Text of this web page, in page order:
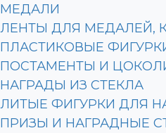
МЕДАЛИ
ЛЕНТЫ ДЛЯ МЕДАЛЕЙ,
ПЛАСТИКОВЫЕ
ПОСТАМЕНТЫ И
НАГРАДЫ ИЗ СТЕКЛА
ЛИТЫЕ ФИГУРКИ ДЛЯ
ПРИЗЫ И НАГРАДНЫЕ